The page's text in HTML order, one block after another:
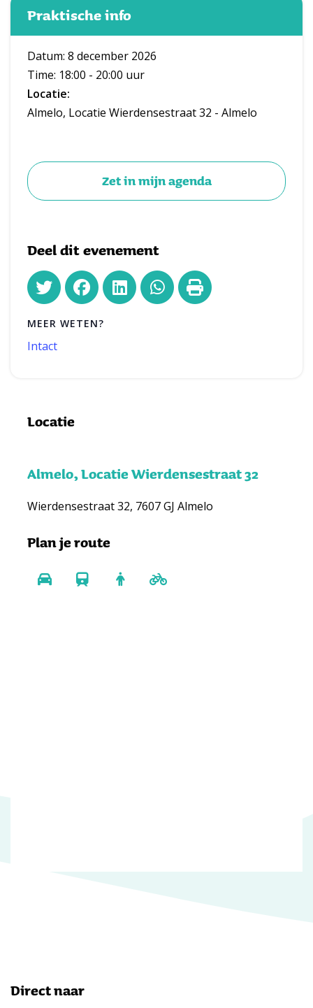
Praktische info
Datum: 8 december 2026
Time: 18:00 - 20:00 uur
Locatie:
Almelo, Locatie Wierdensestraat 32 - Almelo
Zet in mijn agenda
Deel dit evenement
MEER WETEN?
Intact
Locatie
Almelo, Locatie Wierdensestraat 32
Wierdensestraat 32, 7607 GJ Almelo
Plan je route
Direct naar